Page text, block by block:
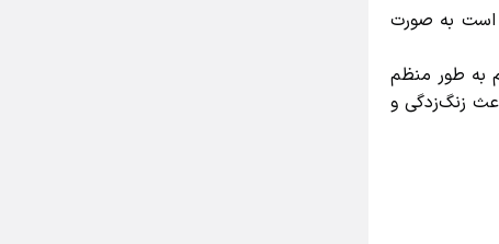
به صورت
طور منظم
زنگ‌زدگی و